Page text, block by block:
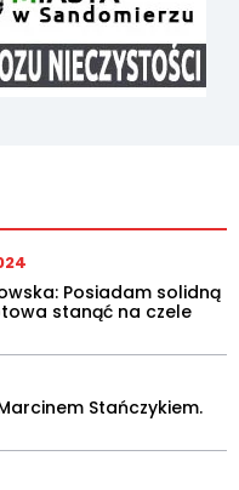
Posiadam solidną
stanąć na czele
Marcinem Stańczykiem.